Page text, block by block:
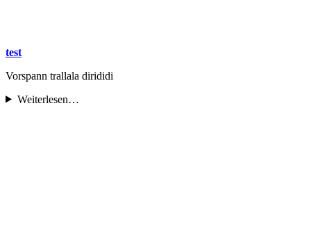
test
Vorspann trallala dirididi
Weiterlesen…